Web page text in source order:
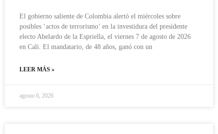
El gobierno saliente de Colombia alertó el miércoles sobre
posibles ‘actos de terrorismo’ en la investidura del presidente
electo Abelardo de la Espriella, el viernes 7 de agosto de 2026
en Cali. El mandatario, de 48 años, ganó con un
LEER MÁS »
agosto 6, 2026